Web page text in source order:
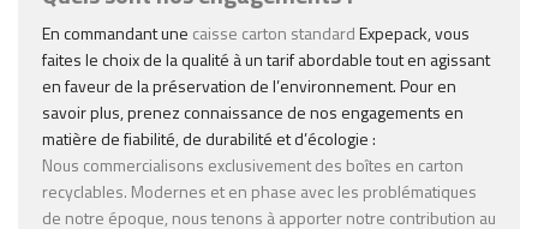
En commandant une caisse carton standardExpepack, vous
faites le choix de la qualité à un tarif abordable tout en agissant
en faveur de la préservation de l’environnement. Pour en
savoir plus, prenez connaissance de nos engagements en
matière de fiabilité, de durabilité et d’écologie :
Nous commercialisons exclusivement des boîtes en carton
recyclables. Modernes et en phase avec les problématiques
de notre époque, nous tenons à apporter notre contribution au